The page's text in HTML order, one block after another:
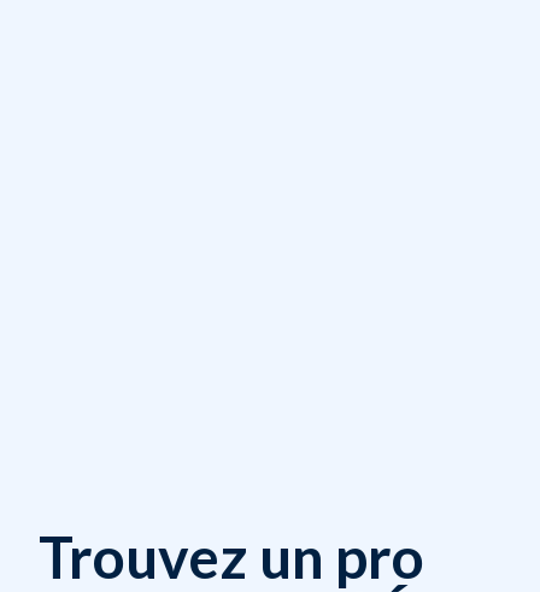
Trouvez un pro